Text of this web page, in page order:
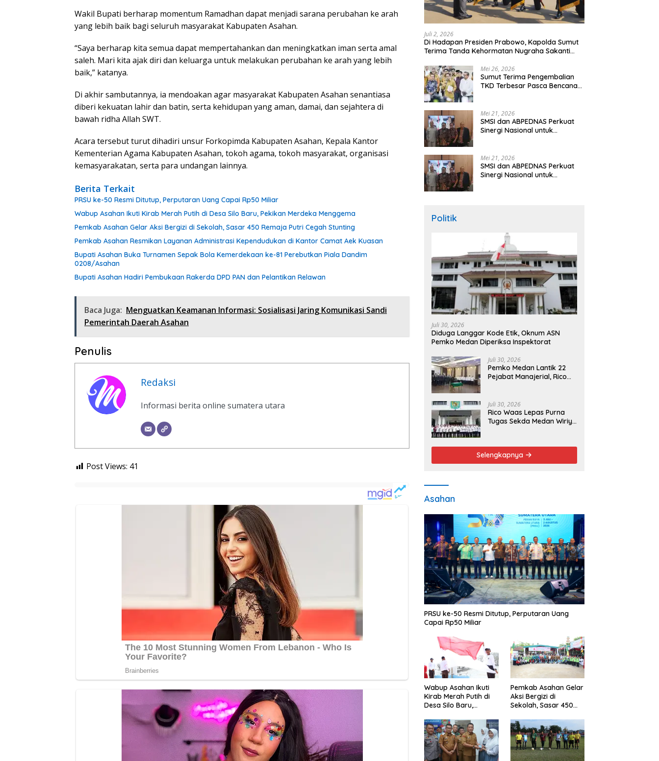
Wakil Bupati berharap momentum Ramadhan dapat menjadi sarana perubahan ke arah
yang lebih baik bagi seluruh masyarakat Kabupaten Asahan.
“Saya berharap kita semua dapat mempertahankan dan meningkatkan iman serta amal
saleh. Mari kita ajak diri dan keluarga untuk melakukan perubahan ke arah yang lebih
baik,” katanya.
Di akhir sambutannya, ia mendoakan agar masyarakat Kabupaten Asahan senantiasa
diberi kekuatan lahir dan batin, serta kehidupan yang aman, damai, dan sejahtera di
bawah ridha Allah SWT.
Acara tersebut turut dihadiri unsur Forkopimda Kabupaten Asahan, Kepala Kantor
Kementerian Agama Kabupaten Asahan, tokoh agama, tokoh masyarakat, organisasi
kemasyarakatan, serta para undangan lainnya.
Berita Terkait
PRSU ke-50 Resmi Ditutup, Perputaran Uang Capai Rp50 Miliar
Wabup Asahan Ikuti Kirab Merah Putih di Desa Silo Baru, Pekikan Merdeka Menggema
Pemkab Asahan Gelar Aksi Bergizi di Sekolah, Sasar 450 Remaja Putri Cegah Stunting
Pemkab Asahan Resmikan Layanan Administrasi Kependudukan di Kantor Camat Aek Kuasan
Bupati Asahan Buka Turnamen Sepak Bola Kemerdekaan ke-81 Perebutkan Piala Dandim
0208/Asahan
Bupati Asahan Hadiri Pembukaan Rakerda DPD PAN dan Pelantikan Relawan
Baca Juga: Menguatkan Keamanan Informasi: Sosialisasi Jaring Komunikasi Sandi
Pemerintah Daerah Asahan
Penulis
Redaksi
Informasi berita online sumatera utara
Post Views: 41
Juli 2, 2026
Di Hadapan Presiden Prabowo, Kapolda Sumut
Terima Tanda Kehormatan Nugraha Sakanti
Mei 26, 2026
Sumut Terima Pengembalian
TKD Terbesar Pasca Bencana
Mei 21, 2026
SMSI dan ABPEDNAS Perkuat
Sinergi Nasional untuk
Mei 21, 2026
SMSI dan ABPEDNAS Perkuat
Sinergi Nasional untuk
Politik
Juli 30, 2026
Diduga Langgar Kode Etik, Oknum ASN
Pemko Medan Diperiksa Inspektorat
Juli 30, 2026
Pemko Medan Lantik 22
Pejabat Manajerial, Rico
Transparan
Juli 30, 2026
Rico Waas Lepas Purna
Tugas Sekda Medan Wiriya
Berakhir
Selengkapnya
Asahan
PRSU ke-50 Resmi Ditutup, Perputaran Uang
Capai Rp50 Miliar
Wabup Asahan Ikuti
Kirab Merah Putih di
Desa Silo Baru,
Menggema
Pemkab Asahan Gelar
Aksi Bergizi di
Sekolah, Sasar 450
Stunting